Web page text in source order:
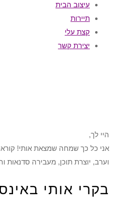
עיצוב הבית
תיירות
קצת עלי
יצירת קשר
היי לך,
אני כל כך שמחה שמצאת אותי!
וערב, יוצרת תוכן, מעבירה סדנאות
בקרי אותי